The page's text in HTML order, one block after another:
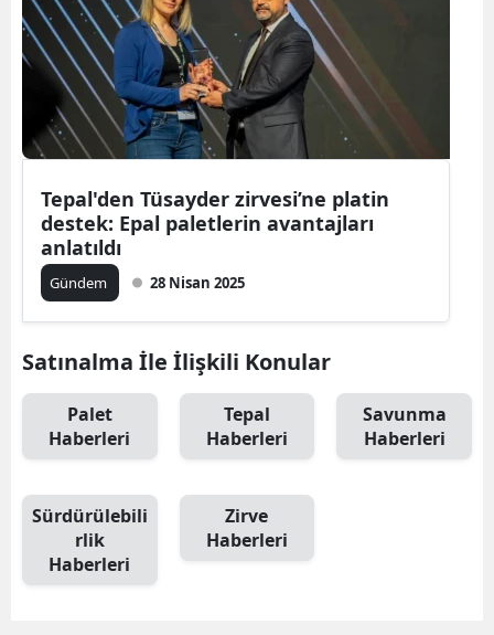
Tepal'den Tüsayder zirvesi’ne platin
destek: Epal paletlerin avantajları
anlatıldı
Gündem 28 Nisan 2025
Satınalma İle İlişkili Konular
Palet
Haberleri
Tepal
Haberleri
Savunma
Haberleri
Sürdürülebili
rlik
Haberleri
Zirve
Haberleri